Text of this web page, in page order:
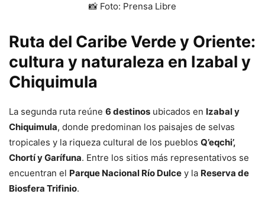
📸 Foto: Prensa Libre
Ruta del Caribe Verde y Oriente:
cultura y naturaleza en Izabal y
Chiquimula
La segunda ruta reúne 6 destinos ubicados en Izabal y
Chiquimula, donde predominan los paisajes de selvas
tropicales y la riqueza cultural de los pueblos Q’eqchi’,
Chortí y Garífuna. Entre los sitios más representativos se
encuentran el Parque Nacional Río Dulce y la Reserva de
Biosfera Trifinio.